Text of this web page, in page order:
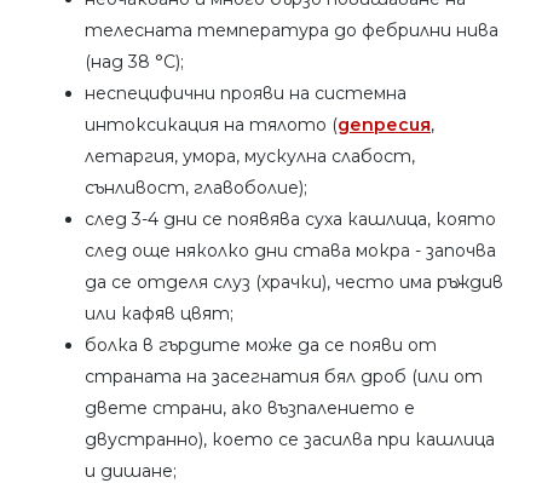
телесната температура до фебрилни нива
(над 38 °C);
неспецифични прояви на системна
интоксикация на тялото (депресия,
летаргия, умора, мускулна слабост,
сънливост, главоболие);
след 3-4 дни се появява суха кашлица, която
след още няколко дни става мокра - започва
да се отделя слуз (храчки), често има ръждив
или кафяв цвят;
болка в гърдите може да се появи от
страната на засегнатия бял дроб (или от
двете страни, ако възпалението е
двустранно), което се засилва при кашлица
и дишане;